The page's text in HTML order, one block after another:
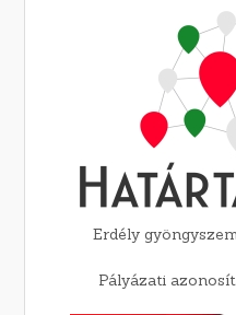
Erdély
Pályázati